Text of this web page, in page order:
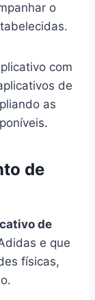
o
com
de
as
de
de
e que
físicas,